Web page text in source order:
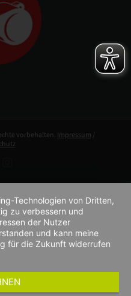
vorbehalten.Impressum /
Technologien von Dritten,
zu verbessern und
der Nutzer
und kann meine
für die Zukunft widerrufen